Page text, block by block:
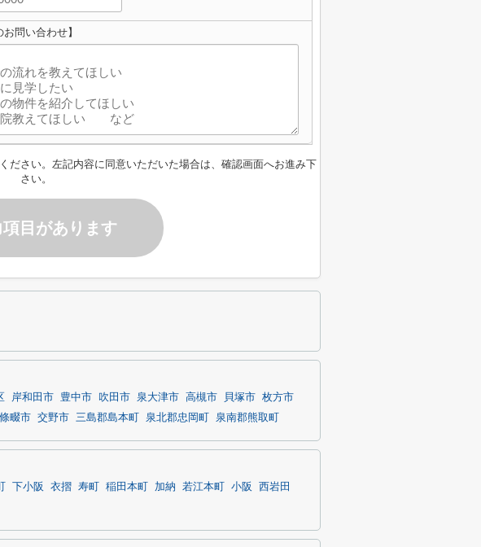
お問い合わせ】
ださい。左記内容に同意いただいた場合は、確認画面へお進み下
さい。
目があります
岸和田市 豊中市 吹田市 泉大津市 高槻市 貝塚市 枚方市
畷市 交野市 三島郡島本町 泉北郡忠岡町 泉南郡熊取町
下小阪 衣摺 寿町 稲田本町 加納 若江本町 小阪
西岩田